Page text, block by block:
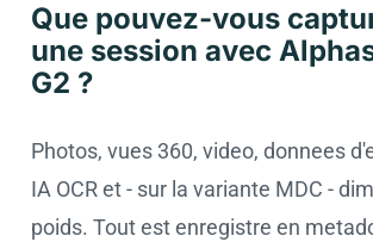
Que pouvez-vous
une session avec
G2 ?
Photos, vues 360, video, donnees
IA OCR et - sur la variante MDC -
poids. Tout est enregistre en